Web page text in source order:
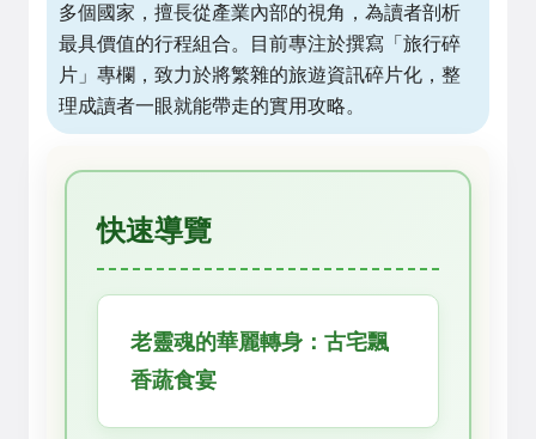
多個國家，擅長從產業內部的視角，為讀者剖析
最具價值的行程組合。目前專注於撰寫「旅行碎
片」專欄，致力於將繁雜的旅遊資訊碎片化，整
理成讀者一眼就能帶走的實用攻略。
快速導覽
老靈魂的華麗轉身：古宅飄
香蔬食宴